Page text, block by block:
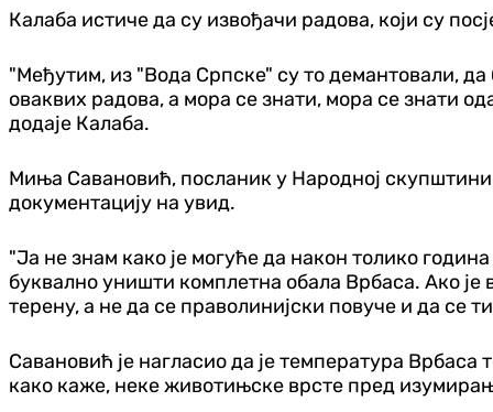
Калаба истиче да су извођачи радова, који су
"Међутим, из "Вода Српске" су то демантовали,
оваквих радова, а мора се знати, мора се знати
додаје Калаба.
Миња Савановић, посланик у Народној
документацију на увид.
"Ја не знам како је могуће да након толико
буквално уништи комплетна обала Врбаса. Ако
терену, а не да се праволинијски повуче и да се
Савановић је нагласио да је температура Врбаса
како каже, неке животињске врсте пред